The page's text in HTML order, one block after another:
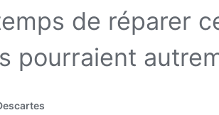
de réparer
pourraient